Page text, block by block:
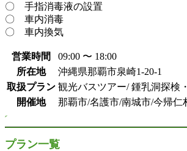
〇 手指消毒液の設置
〇 車内消毒
〇 車内換気
営業時間
09:00 〜 18:00
所在地
沖縄県那覇市泉崎1-20-1
取扱プラン 観光バスツアー/ 鍾乳洞探検
開催地
那覇市/名護市/南城市/今帰
プラン一覧